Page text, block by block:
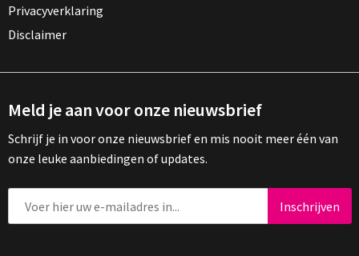
Privacyverklaring
Disclaimer
Meld je aan voor onze nieuwsbrief
Schrijf je in voor onze nieuwsbrief en mis nooit meer één van
onze leuke aanbiedingen of updates.